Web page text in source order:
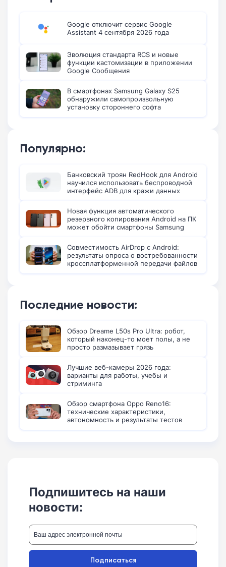
Google отключит сервис Google
Assistant 4 сентября 2026 года
Эволюция стандарта RCS и новые
функции кастомизации в приложении
Google Сообщения
В смартфонах Samsung Galaxy S25
обнаружили самопроизвольную
установку стороннего софта
Популярно:
Банковский троян RedHook для Android
научился использовать беспроводной
интерфейс ADB для кражи данных
Новая функция автоматического
резервного копирования Android на ПК
может обойти смартфоны Samsung
Совместимость AirDrop с Android:
результаты опроса о востребованности
кроссплатформенной передачи файлов
Последние новости:
Обзор Dreame L50s Pro Ultra: робот,
который наконец-то моет полы, а не
просто размазывает грязь
Лучшие веб-камеры 2026 года:
варианты для работы, учебы и
стриминга
Обзор смартфона Oppo Reno16:
технические характеристики,
автономность и результаты тестов
Подпишитесь на наши
новости:
Подписаться